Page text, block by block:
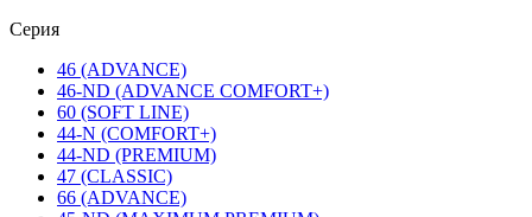
Серия
46 (ADVANCE)
46-ND (ADVANCE COMFORT+)
60 (SOFT LINE)
44-N (COMFORT+)
44-ND (PREMIUM)
47 (CLASSIC)
66 (ADVANCE)